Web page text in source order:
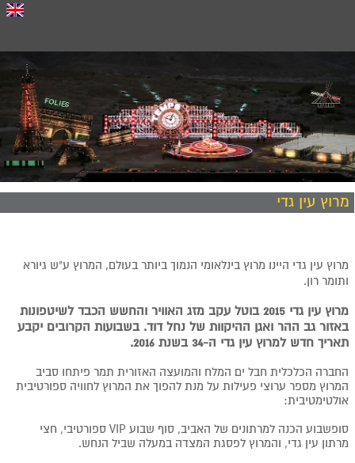
מרוץ עין גדי
מרוץ עין גדי היינו מרוץ בינלאומי הנמוך ביותר בעולם, המרוץ ע"ש גיורא
ותומר רון.
מרוץ עין גדי 2015 בוטל עקב מזג האוויר והחשש הכבד לשיטפונות
באזור גב ההר ואגן ההיקוות של נחל דוד. בשבועות הקרובים יקבע
תאריך חדש למרוץ עין גדי ה-34 בשנת 2016.
החברה הכלכלית חבל ים המלח והמועצה האזורית תמר פיתחו סביב
המרוץ מספר ערוצי פעילות על מנת להפוך את המרוץ לחוויה ספורטיבית
אולטימטיבית:
סופשבוע הכנה למרתונים של האביב, סוף שבוע VIP ספורטיבי, חצי
מרתון עין גדי, והמרוץ לפסגת המצדה במעלה שביל הנחש.